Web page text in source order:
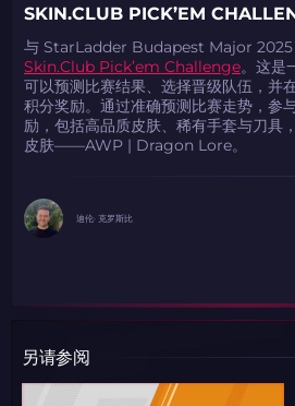
如何使用促销代码
复制到剪贴板
SKIN.CLUB PICK’EM
与 StarLadder Budapest Major 2025
Skin.Club Pick’em Challenge。这是
可以预测比赛结果、选择晋级队伍，并
积分奖励。通过准确预测比赛走势，参
励，包括高品质皮肤、稀有手套与刀具
皮肤——AWP | Dragon Lore。
迪伦· 克罗斯比
另请参阅